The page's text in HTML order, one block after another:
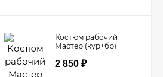
Костюм рабочий
Мастер (кур+бр)
2 850 ₽